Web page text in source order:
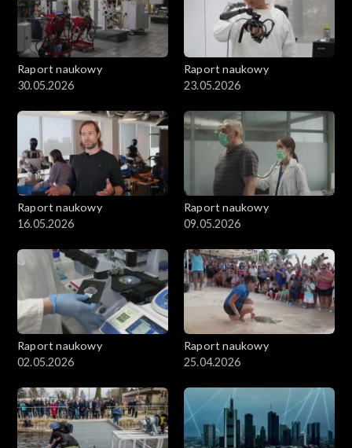
Raport naukowy
30.05.2026
Raport naukowy
23.05.2026
Raport naukowy
16.05.2026
Raport naukowy
09.05.2026
Raport naukowy
02.05.2026
Raport naukowy
25.04.2026